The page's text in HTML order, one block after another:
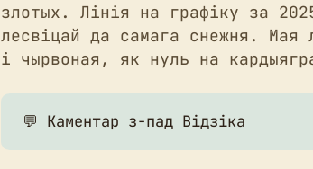
злотых. Лінія на графіку за
лесвіцай да самага снежня. Мая
і чырвоная, як нуль на
💬 Каментар з-пад Відзіка